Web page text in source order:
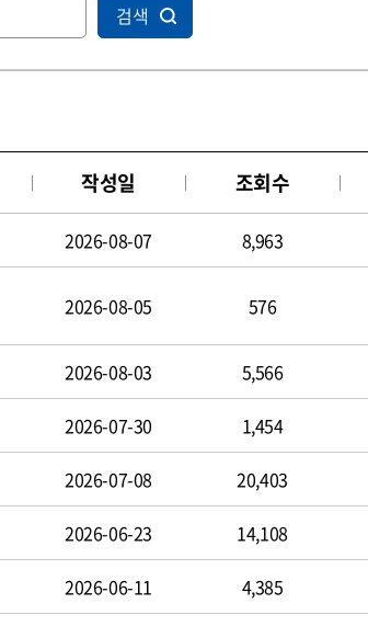
검색
작성일 조회수
2026-08-07 8,963
2026-08-05 576
2026-08-03 5,566
2026-07-30 1,454
2026-07-08 20,403
2026-06-23 14,108
2026-06-11 4,385